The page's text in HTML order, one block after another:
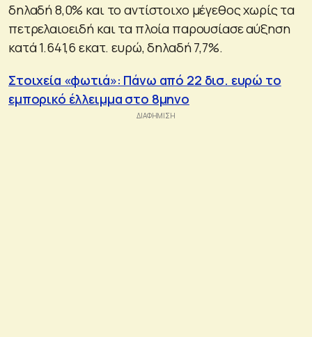
δηλαδή 8,0% και το αντίστοιχο μέγεθος χωρίς τα
πετρελαιοειδή και τα πλοία παρουσίασε αύξηση
κατά 1.641,6 εκατ. ευρώ, δηλαδή 7,7%.
Στοιχεία «φωτιά»: Πάνω από 22 δισ. ευρώ το
εμπορικό έλλειμμα στο 8μηνο